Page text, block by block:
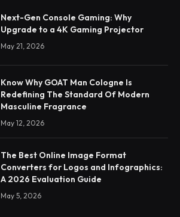
Next-Gen Console Gaming: Why
Upgrade to a 4K Gaming Projector
May 21, 2026
Know Why GOAT Man Cologne Is
Redefining The Standard Of Modern
Masculine Fragrance
May 12, 2026
The Best Online Image Format
Converters for Logos and Infographics:
A 2026 Evaluation Guide
May 5, 2026